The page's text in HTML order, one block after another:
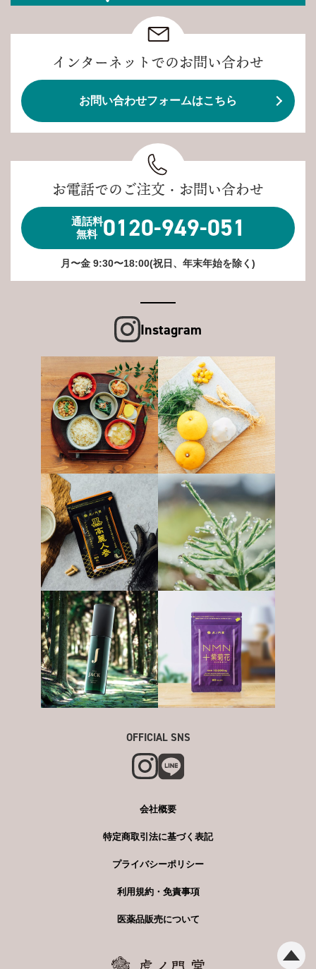
インターネットでのお問い合わせ
お問い合わせフォームはこちら
お電話でのご注文・お問い合わせ
通話料
無料 0120-949-051
月〜金 9:30〜18:00(祝日、年末年始を除く)
Instagram
OFFICIAL SNS
会社概要
特定商取引法に基づく表記
プライバシーポリシー
利用規約・免責事項
医薬品販売について